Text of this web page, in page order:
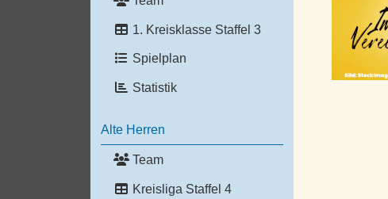
1. Kreisklasse Staffel 3
Spielplan
Statistik
Alte Herren
Team
Kreisliga Staffel 4